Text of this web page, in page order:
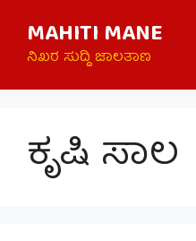
content
MAHITI MANE
ನಿಖರ ಸುದ್ದಿ ಜಾಲತಾಣ
ಕೃಷಿ ಸಾಲ